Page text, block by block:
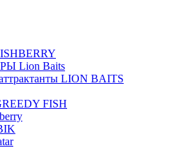
Lion Baits
LION BAITS
FISH